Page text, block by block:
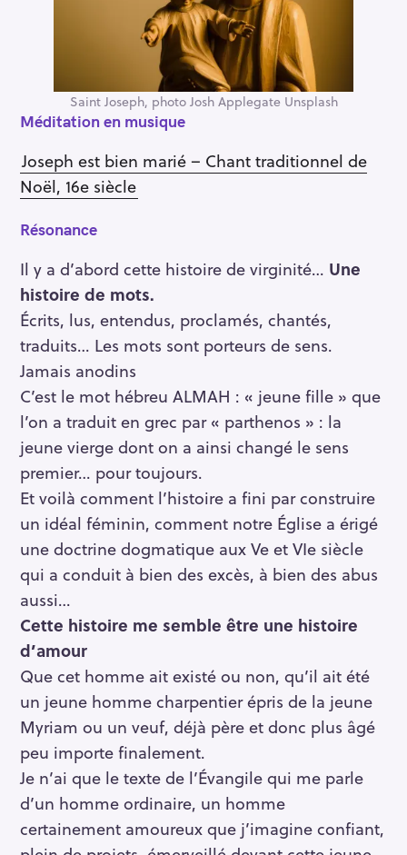
Saint Joseph, photo Josh Applegate Unsplash
Méditation en musique
Joseph est bien marié – Chant traditionnel de
Noël, 16e siècle
Résonance
Il y a d’abord cette histoire de virginité… Une
histoire de mots.
Écrits, lus, entendus, proclamés, chantés,
traduits… Les mots sont porteurs de sens.
Jamais anodins
C’est le mot hébreu ALMAH : « jeune fille » que
l’on a traduit en grec par « parthenos » : la
jeune vierge dont on a ainsi changé le sens
premier… pour toujours.
Et voilà comment l’histoire a fini par construire
un idéal féminin, comment notre Église a érigé
une doctrine dogmatique aux Ve et VIe siècle
qui a conduit à bien des excès, à bien des abus
aussi…
Cette histoire me semble être une histoire
d’amour
Que cet homme ait existé ou non, qu’il ait été
un jeune homme charpentier épris de la jeune
Myriam ou un veuf, déjà père et donc plus âgé
peu importe finalement.
Je n’ai que le texte de l’Évangile qui me parle
d’un homme ordinaire, un homme
certainement amoureux que j’imagine confiant,